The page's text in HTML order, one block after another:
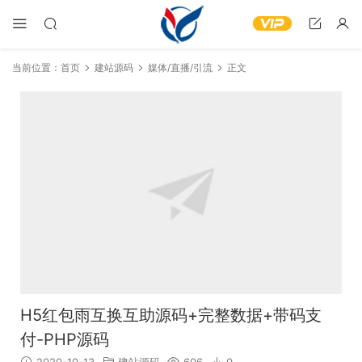
当前位置： 首页 建站源码 媒体/直播/引流 正文
H5红包雨互换互助源码+完整数据+带码支
付-PHP源码